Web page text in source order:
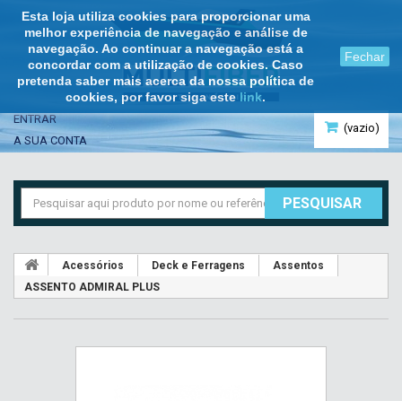
Esta loja utiliza cookies para proporcionar uma
melhor experiência de navegação e análise de
navegação. Ao continuar a navegação está a
concordar com a utilização de cookies. Caso
pretenda saber mais acerca da nossa política de
cookies, por favor siga estelink.
Fechar
(vazio)
ENTRAR
A SUA CONTA
PESQUISAR
Acessórios Deck e Ferragens
Assentos
ASSENTO ADMIRAL PLUS